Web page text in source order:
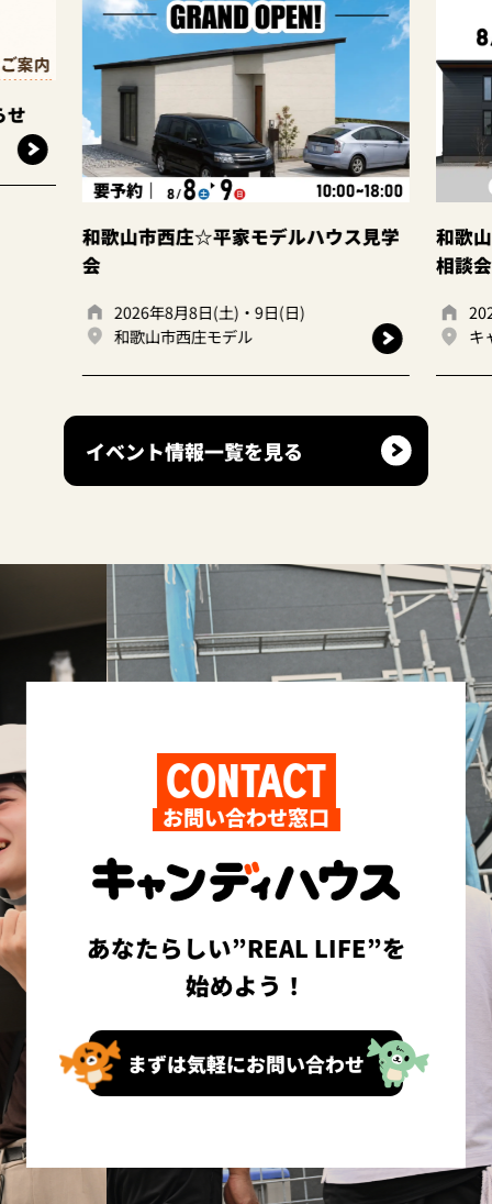
せ
和歌山市西庄☆平家モデルハウス見学
会
2026年8月8日(土)・9日(日)
和歌山市西庄モデル
和歌
相談
キ
イベント情報一覧を見る
CONTACT
お問い合わせ窓口
あなたらしい”REAL LIFE”を
始めよう！
まずは気軽にお問い合わせ